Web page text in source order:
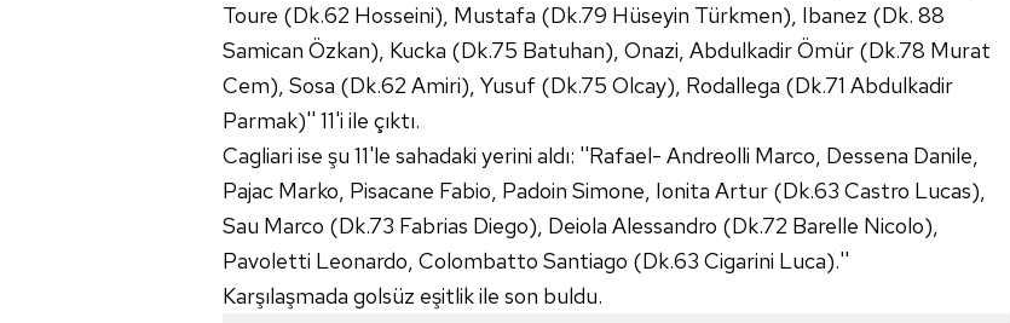
Toure (Dk.62 Hosseini), Mustafa (Dk.79 Hüseyin Türkmen), Ibanez (Dk. 88
Samican Özkan), Kucka (Dk.75 Batuhan), Onazi, Abdulkadir Ömür (Dk.78 Murat
Cem), Sosa (Dk.62 Amiri), Yusuf (Dk.75 Olcay), Rodallega (Dk.71 Abdulkadir
Parmak)'' 11'i ile çıktı.
Cagliari ise şu 11'le sahadaki yerini aldı: ''Rafael- Andreolli Marco, Dessena Danile,
Pajac Marko, Pisacane Fabio, Padoin Simone, Ionita Artur (Dk.63 Castro Lucas),
Sau Marco (Dk.73 Fabrias Diego), Deiola Alessandro (Dk.72 Barelle Nicolo),
Pavoletti Leonardo, Colombatto Santiago (Dk.63 Cigarini Luca).''
Karşılaşmada golsüz eşitlik ile son buldu.